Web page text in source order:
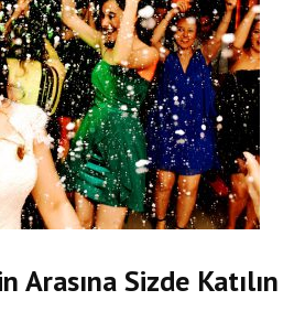
Sizde Katılın